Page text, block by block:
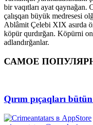
bir vaqıtları ayat qaynağan.
çalışqan büyük medresesi
Ablâmit Çelebi XIX asırda
köpür qurdırğan. Köpürni
adlandırğanlar.
САМОЕ
Qırım pıçaqları